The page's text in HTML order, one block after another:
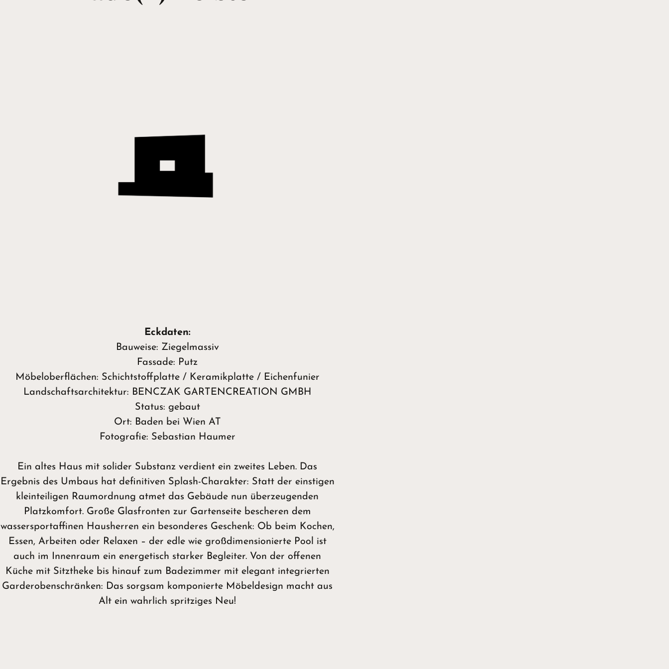
Eckdaten:
Bauweise: Ziegelmassiv
Fassade: Putz
Möbeloberflächen: Schichtstoffplatte / Keramikplatte / Eichenfunier
Landschaftsarchitektur: BENCZAK GARTENCREATION GMBH
Status: gebaut
Ort: Baden bei Wien AT
Fotografie: Sebastian Haumer
Ein altes Haus mit solider Substanz verdient ein zweites Leben. Das
Ergebnis des Umbaus hat definitiven Splash-Charakter: Statt der einstigen
kleinteiligen Raumordnung atmet das Gebäude nun überzeugenden
Platzkomfort. Große Glasfronten zur Gartenseite bescheren dem
wassersportaffinen Hausherren ein besonderes Geschenk: Ob beim Kochen,
Essen, Arbeiten oder Relaxen – der edle wie großdimensionierte Pool ist
auch im Innenraum ein energetisch starker Begleiter. Von der offenen
Küche mit Sitztheke bis hinauf zum Badezimmer mit elegant integrierten
Garderobenschränken: Das sorgsam komponierte Möbeldesign macht aus
Alt ein wahrlich spritziges Neu!